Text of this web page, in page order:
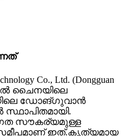
Co., Ltd. (Dongguan
ചൈനയിലെ
ഡോങ്‌ഗുവാൻ
സ്ഥാപിതമായി.
സൗകര്യമുള്ള
ഇത്.കൃത്യമായ